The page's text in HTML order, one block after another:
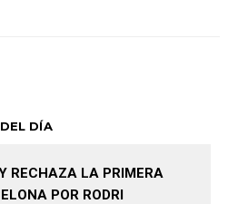
DÍA
RECHAZA LA PRIMERA
POR RODRI